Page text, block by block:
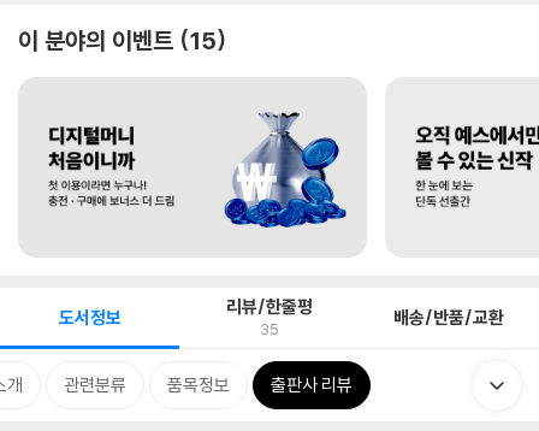
이 분야의 이벤트 15
도서정보 리뷰/한줄평
35 배송/반품/교환
개 관련분류 품목정보 출판사 리뷰